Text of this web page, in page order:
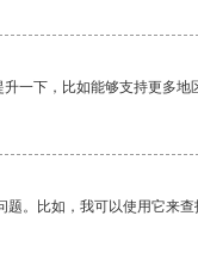
一下，比如能够支持更多地
。比如，我可以使用它来查